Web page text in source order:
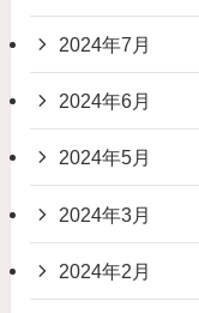
2024年7月
2024年6月
2024年5月
2024年3月
2024年2月